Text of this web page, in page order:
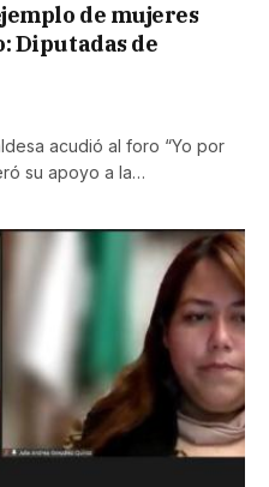
de mujeres
Diputadas de
acudió al foro “Yo por
su apoyo a la…